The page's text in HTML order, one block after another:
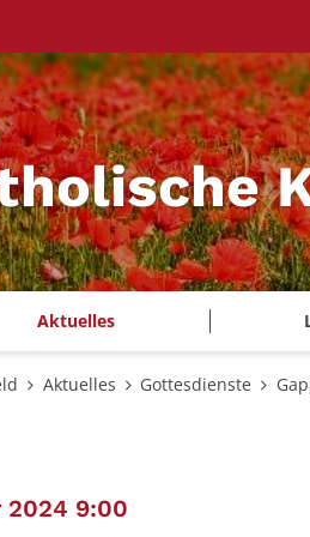
Aktuelles
Aktuelles Gottesdienste
2024 9:00